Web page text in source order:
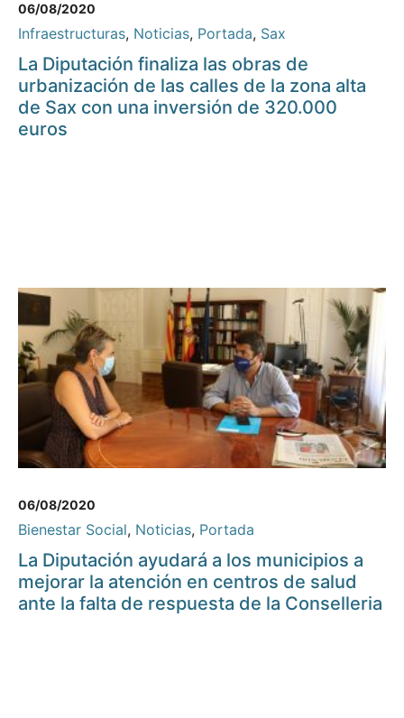
06/08/2020
Infraestructuras, Noticias, Portada, Sax
La Diputación finaliza las obras de
urbanización de las calles de la zona alta
de Sax con una inversión de 320.000
euros
06/08/2020
Bienestar Social, Noticias, Portada
La Diputación ayudará a los municipios a
mejorar la atención en centros de salud
ante la falta de respuesta de la Conselleria